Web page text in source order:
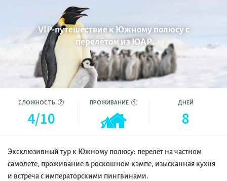
VIP-путешествие к Южному полюсу с
перелётом из ЮАР
СЛОЖНОСТЬ
4/10
ПРОЖИВАНИЕ ДНЕЙ
8
Эксклюзивный тур к Южному полюсу: перелёт на частном
самолёте, проживание в роскошном кэмпе, изысканная кухня
и встреча с императорскими пингвинами.